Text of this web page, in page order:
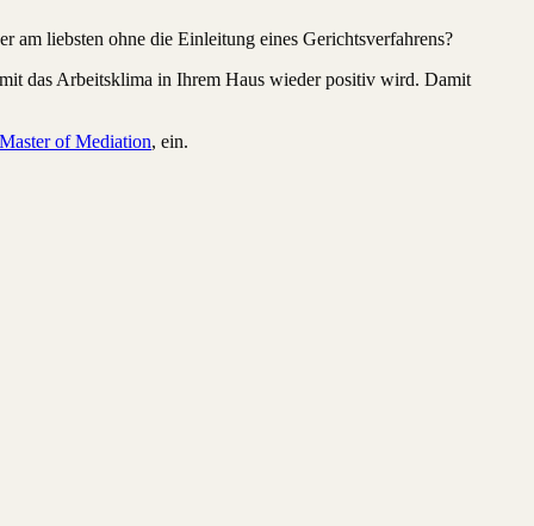
liebsten ohne die Einleitung eines Gerichtsverfahrens?
das Arbeitsklima in Ihrem Haus wieder positiv wird. Damit
of Mediation, ein.